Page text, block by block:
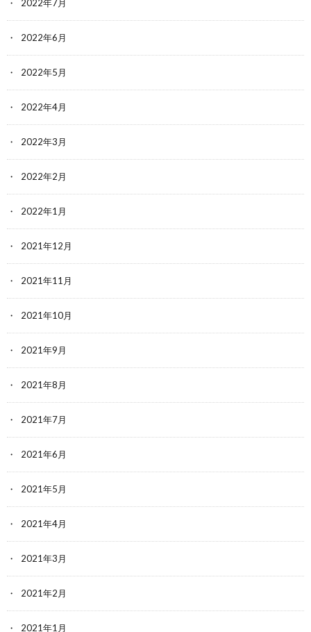
2022年7月
2022年6月
2022年5月
2022年4月
2022年3月
2022年2月
2022年1月
2021年12月
2021年11月
2021年10月
2021年9月
2021年8月
2021年7月
2021年6月
2021年5月
2021年4月
2021年3月
2021年2月
2021年1月